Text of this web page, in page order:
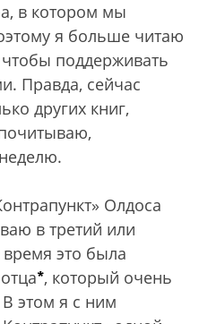
в котором мы
я больше читаю
чтобы поддерживать
Правда, сейчас
других книг,
Олдоса
в третий или
это была
*, который очень
этом я с ним